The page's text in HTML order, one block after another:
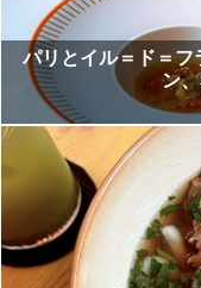
パリとイル＝ド＝
ン